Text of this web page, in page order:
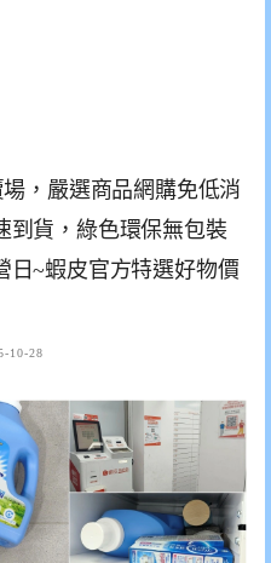
，嚴選商品網購免低消
到貨，綠色環保無包裝
日~蝦皮官方特選好物價
10-28